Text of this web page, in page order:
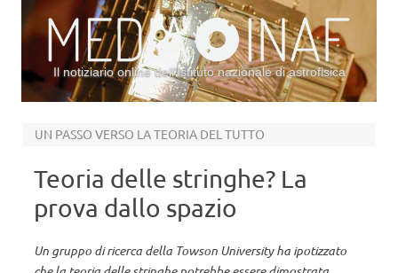
Il notiziario online dell’Istituto nazionale di astrofisica
UN PASSO VERSO LA TEORIA DEL TUTTO
Teoria delle stringhe? La
prova dallo spazio
Un gruppo di ricerca della Towson University ha ipotizzato